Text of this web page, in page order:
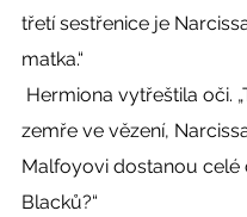
třetí sestřenice je
matka.“
zemře ve vězení,
Malfoyovi dostanou celé
Blacků?“